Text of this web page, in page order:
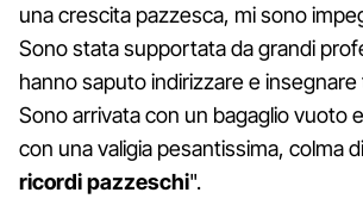
una crescita pazzesca, mi sono
Sono stata supportata da grandi
hanno saputo indirizzare e
Sono arrivata con un bagaglio vuoto
con una valigia pesantissima, colma di
ricordi pazzeschi".